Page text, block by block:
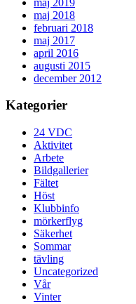
maj 2018
februari 2018
maj 2017
april 2016
augusti 2015
december 2012
Kategorier
24 VDC
Aktivitet
Arbete
Bildgallerier
Fältet
Höst
Klubbinfo
mörkerflyg
Säkerhet
Sommar
tävling
Uncategorized
Vår
Vinter